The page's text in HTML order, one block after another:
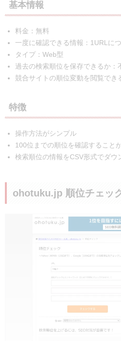
基本情報
料金：無料
一度に確認できる情報：1URLに
タイプ：Web型
過去の検索順位を保存できるか：
競合サイトの順位変動を閲覧でき
特徴
操作方法がシンプル
100位までの順位を確認すること
検索順位の情報をCSV形式でダウ
ohotuku.jp 順位チェッ